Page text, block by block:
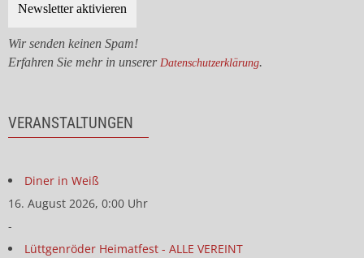
Wir senden keinen Spam!
Erfahren Sie mehr in unserer Datenschutzerklärung.
VERANSTALTUNGEN
Diner in Weiß
16. August 2026, 0:00 Uhr
-
Lüttgenröder Heimatfest - ALLE VEREINT